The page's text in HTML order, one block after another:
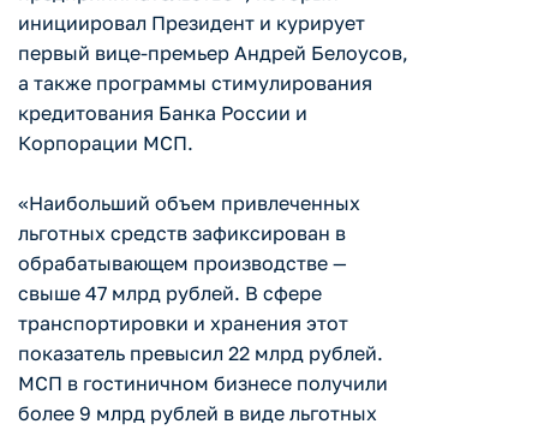
инициировал Президент и курирует
первый вице-премьер Андрей Белоусов,
а также программы стимулирования
кредитования Банка России и
Корпорации МСП.
«Наибольший объем привлеченных
льготных средств зафиксирован в
обрабатывающем производстве —
свыше 47 млрд рублей. В сфере
транспортировки и хранения этот
показатель превысил 22 млрд рублей.
МСП в гостиничном бизнесе получили
более 9 млрд рублей в виде льготных